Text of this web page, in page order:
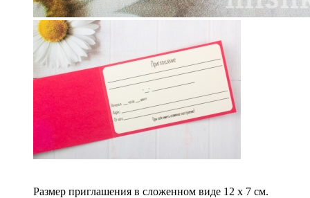
Размер приглашения в сложенном виде 12 х 7 см.